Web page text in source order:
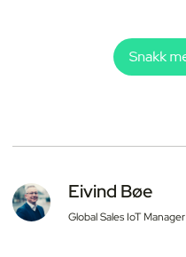
Eivind Bøe
Global Sales IoT Manager